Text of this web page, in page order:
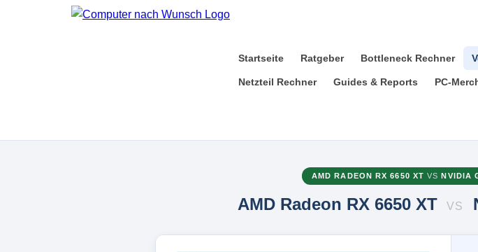
Startseite Ratgeber Bottleneck Rechner
Netzteil Rechner Guides & Reports PC-
AMD RADEON RX 6650 XTVS NVIDIA
AMD Radeon RX 6650 XT VS